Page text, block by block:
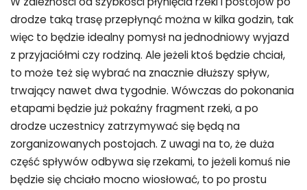
drodze taką trasę przepłynąć można w kilka godzin, tak
więc to będzie idealny pomysł na jednodniowy wyjazd
z przyjaciółmi czy rodziną. Ale jeżeli ktoś będzie chciał,
to może też się wybrać na znacznie dłuższy spływ,
trwający nawet dwa tygodnie. Wówczas do pokonania
etapami będzie już pokaźny fragment rzeki, a po
drodze uczestnicy zatrzymywać się będą na
zorganizowanych postojach. Z uwagi na to, że duża
część spływów odbywa się rzekami, to jeżeli komuś nie
będzie się chciało mocno wiosłować, to po prostu